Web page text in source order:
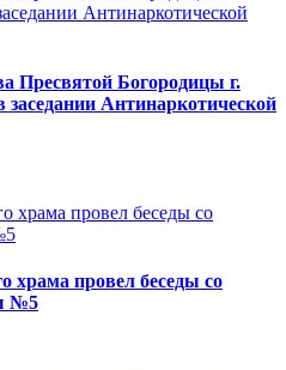
Пресвятой Богородицы г.
заседании Антинаркотической
храма провел беседы со
№5